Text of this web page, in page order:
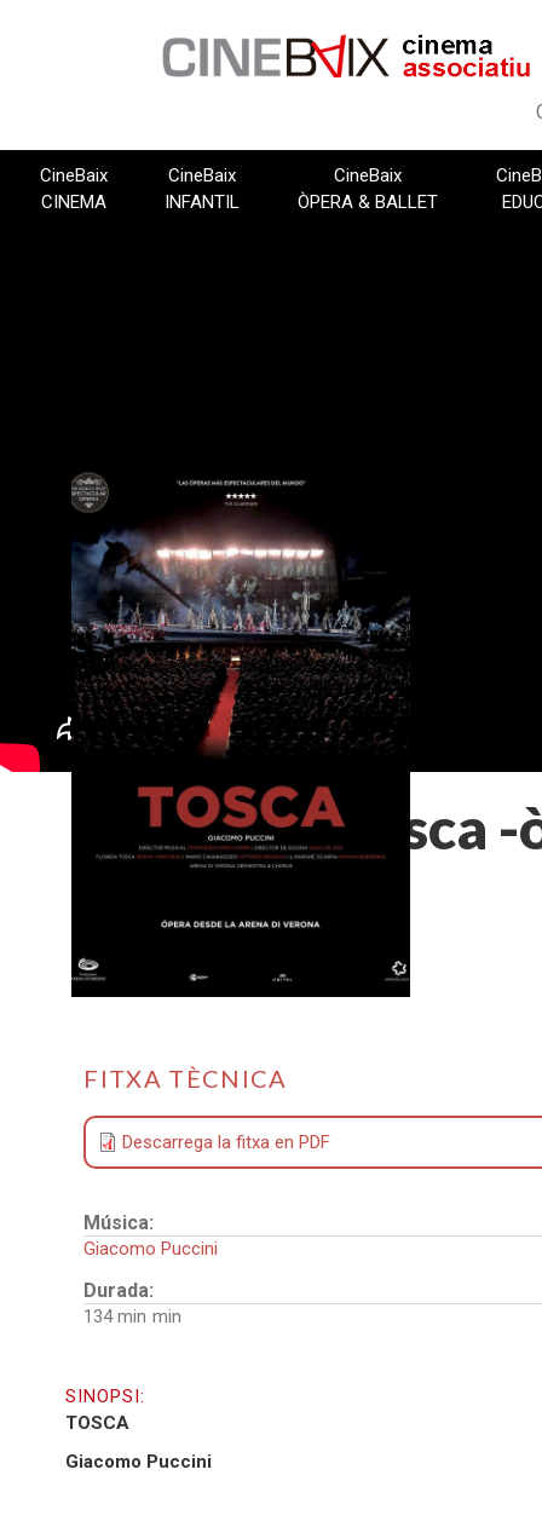
CineBaix
CINEMA
CineBaix
INFANTIL
CineBaix
ÒPERA & BALLET
Tosca
FITXA TÈCNICA
Descarrega la fitxa en PDF
Música:
Giacomo Puccini
Durada:
134 min
SINOPSI:
TOSCA
Giacomo Puccini